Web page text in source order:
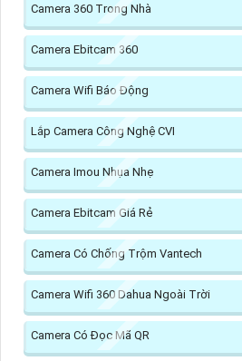
Camera 360 Trong Nhà
Camera Ebitcam 360
Camera Wifi Báo Động
Lắp Camera Công Nghệ CVI
Camera Imou Nhụa Nhẹ
Camera Ebitcam Giá Rẻ
Camera Có Chống Trộm Vantech
Camera Wifi 360 Dahua Ngoài Trời
Camera Có Đọc Mã QR